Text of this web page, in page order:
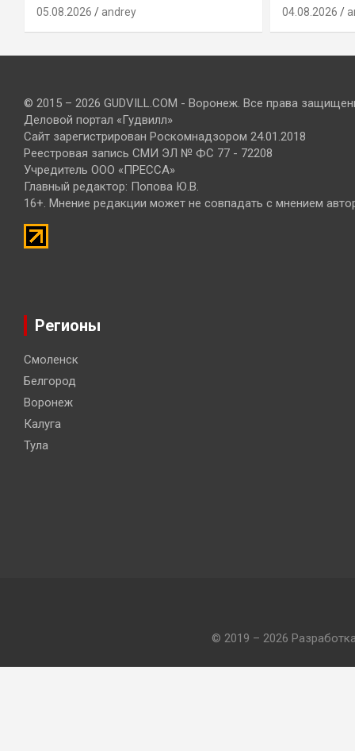
05.08.2026 andrey 04.08.2026
© 2015 – 2026 GUDVILL.COM - Воронеж. Все права
Деловой портал «Гудвилл»
Сайт зарегистрирован Роскомнадзором 24.01.2018
Реестровая запись СМИ ЭЛ № ФС 77 - 72208
Учредитель ООО «ПРЕССА»
Главный редактор: Попова Ю.В.
16+. Мнение редакции может не совпадать с мнением
Регионы
Смоленск
Белгород
Воронеж
Калуга
Тула
© 2019 – 2026